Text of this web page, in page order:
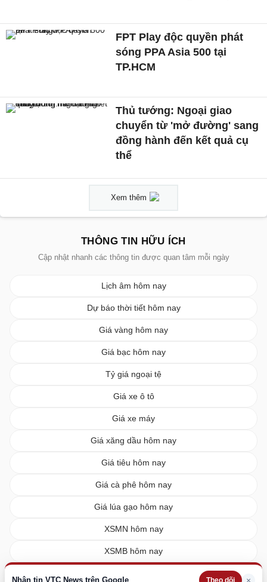
Nhận tin VTC News trên Google Theo dõi
FPT Play độc quyền phát
sóng PPA Asia 500 tại
TP.HCM
Thủ tướng: Ngoại giao
chuyển từ 'mở đường' sang
đồng hành đến kết quả cụ
thể
Xem thêm
THÔNG TIN HỮU ÍCH
Cập nhật nhanh các thông tin được quan tâm mỗi ngày
Lịch âm hôm nay
Dự báo thời tiết hôm nay
Giá vàng hôm nay
Giá bạc hôm nay
Tỷ giá ngoại tệ
Giá xe ô tô
Giá xe máy
Giá xăng dầu hôm nay
Giá tiêu hôm nay
Giá cà phê hôm nay
Giá lúa gạo hôm nay
XSMN hôm nay
XSMB hôm nay